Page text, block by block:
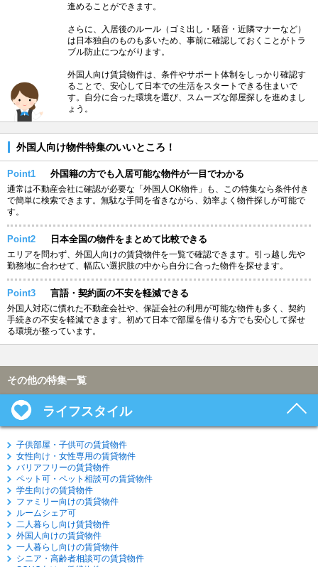
進めることができます。
さらに、入居後のルール（ゴミ出し・騒音・近隣マナーなど）
は日本独自のものも多いため、事前に確認しておくことがトラ
ブル防止につながります。
外国人向け賃貸物件は、条件やサポート体制をしっかり確認す
ることで、安心して日本での生活をスタートできる住まいで
す。自分に合った環境を選び、スムーズな部屋探しを進めまし
ょう。
外国人向け物件特集のいいところ！
Point1 外国籍の方でも入居可能な物件が一目でわかる
通常は不動産会社に確認が必要な「外国人OK物件」も、この特集なら条件付き
で簡単に検索できます。無駄な手間を省きながら、効率よく物件探しが可能で
す。
Point2 日本全国の物件をまとめて比較できる
エリアを問わず、外国人向けの賃貸物件を一覧で確認できます。引っ越し先や
勤務地に合わせて、幅広い選択肢の中から自分に合った物件を探せます。
Point3 言語・契約面の不安を軽減できる
外国人対応に慣れた不動産会社や、保証会社の利用が可能な物件も多く、契約
手続きの不安を軽減できます。初めて日本で部屋を借りる方でも安心して探せ
る環境が整っています。
その他の特集一覧
ライフスタイル
子供部屋・子供可の賃貸物件
女性向け・女性専用の賃貸物件
バリアフリーの賃貸物件
ペット可・ペット相談可の賃貸物件
学生向けの賃貸物件
ファミリー向けの賃貸物件
ルームシェア可
二人暮らし向け賃貸物件
外国人向けの賃貸物件
一人暮らし向けの賃貸物件
シニア・高齢者相談可の賃貸物件